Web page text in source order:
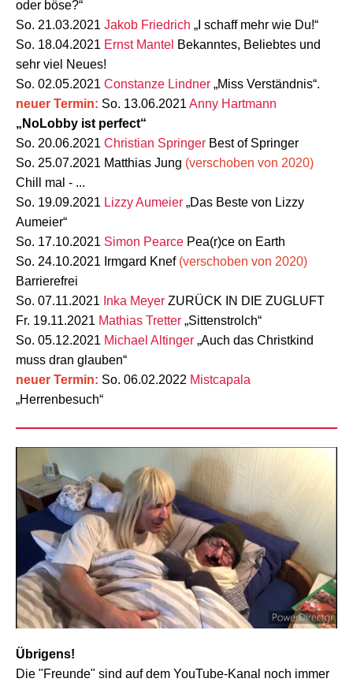
oder böse?“
So. 21.03.2021 Jakob Friedrich „I schaff mehr wie Du!“
So. 18.04.2021 Ernst Mantel Bekanntes, Beliebtes und
sehr viel Neues!
So. 02.05.2021 Constanze Lindner „Miss Verständnis“.
neuer Termin: So. 13.06.2021 Anny Hartmann
„NoLobby ist perfect“
So. 20.06.2021 Christian Springer Best of Springer
So. 25.07.2021 Matthias Jung (verschoben von 2020)
Chill mal - ...
So. 19.09.2021 Lizzy Aumeier „Das Beste von Lizzy
Aumeier“
So. 17.10.2021 Simon Pearce Pea(r)ce on Earth
So. 24.10.2021 Irmgard Knef (verschoben von 2020)
Barrierefrei
So. 07.11.2021 Inka Meyer ZURÜCK IN DIE ZUGLUFT
Fr. 19.11.2021 Mathias Tretter „Sittenstrolch“
So. 05.12.2021 Michael Altinger „Auch das Christkind
muss dran glauben“
neuer Termin: So. 06.02.2022 Mistcapala
„Herrenbesuch“
Übrigens!
Die "Freunde" sind auf dem YouTube-Kanal noch immer